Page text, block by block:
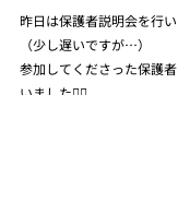
昨日は保護者説明会を行
（少し遅いですが…）
参加してくださった保護
いました🙇‍♂️